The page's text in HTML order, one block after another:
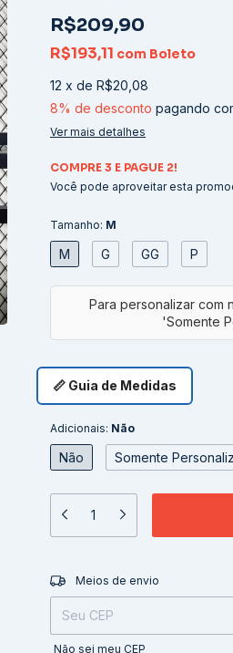
R$209,90
R$193,11 com Boleto
12 x de R$20,08
8% de desconto pagando
Ver mais detalhes
COMPRE 3 E PAGUE 2!
Você pode aproveitar esta
Tamanho: M
M G GG P
📏 Guia de Medidas
Adicionais: Não
Não Somente
Entregas para o CEP:
Meios de envio
Não sei meu CEP